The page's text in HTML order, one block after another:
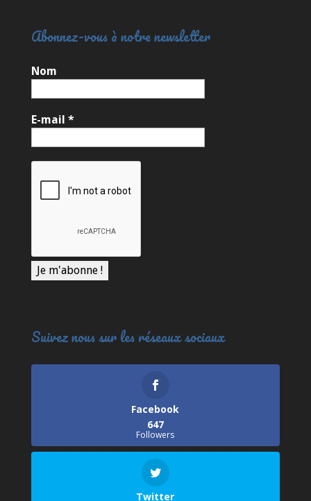
Abonnez-vous à notre newsletter
Nom
E-mail *
Suivez nous sur les réseaux sociaux
Facebook
647
Followers
Twitter